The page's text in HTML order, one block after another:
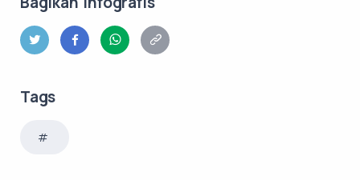
Tags